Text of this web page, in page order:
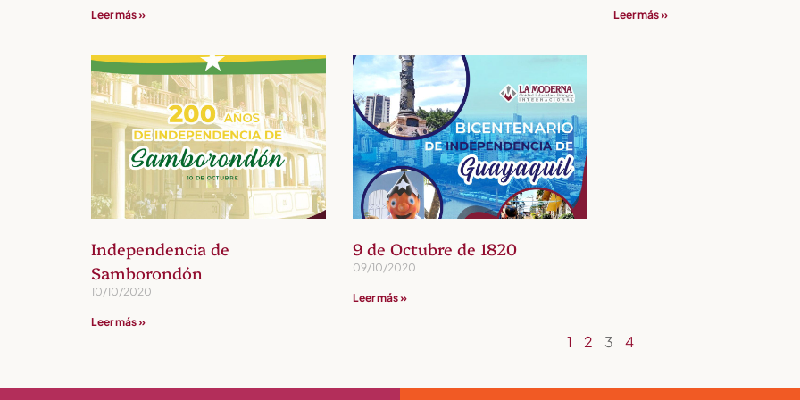
Leer más » Leer más »
Independencia de
Samborondón
10/10/2020
Leer más »
9 de Octubre de 1820
09/10/2020
Leer más »
1 2 3 4